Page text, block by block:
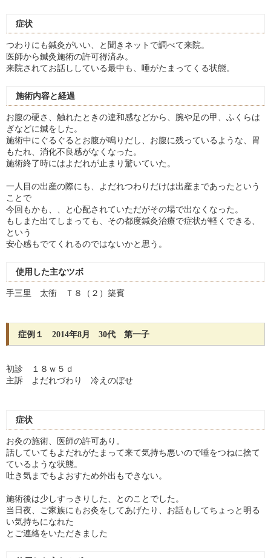
症状
つわりにも鍼灸がいい、と聞きネットで調べて来院。
医師から鍼灸施術の許可得済み。
来院されてお話ししている最中も、唾がたまってくる状態。
施術内容と経過
お腹の硬さ、触れたときの違和感などから、腕や足の甲、ふくらは
ぎなどに鍼をした。
施術中にぐるぐるとお腹が鳴りだし、お腹に残っているような、胃
もたれ、消化不良感がなくなった。
施術終了時にはよだれが止まり驚いていた。
一人目の出産の際にも、よだれつわりだけは出産まであったという
ことで
今回もかも、、と心配されていただがその場で出なくなった。
もしまた出てしまっても、その都度鍼灸治療で症状が軽くできる、
という
安心感もでてくれるのではないかと思う。
使用した主なツボ
手三里 太衝 Ｔ８（２）築賓
症例１ 2014年8月 30代 第一子
初診 １８ｗ５ｄ
主訴 よだれづわり 冷えのぼせ
症状
お灸の施術、医師の許可あり。
話していてもよだれがたまって来て気持ち悪いので唾をつねに捨て
ているような状態。
吐き気までもよおすため外出もできない。
施術後は少しすっきりした、とのことでした。
当日夜、ご家族にもお灸をしてあげたり、お話もしてちょっと明る
い気持ちになれた
とご連絡をいただきました